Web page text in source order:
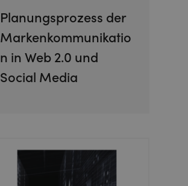
Planungsprozess der
Markenkommunikatio
n in Web 2.0 und
Social Media